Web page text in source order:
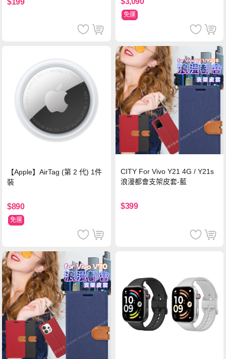
$199
免運
【Apple】AirTag (第 2 代) 1件
裝
$890
免運
CITY For Vivo Y21 4G / Y21s
浪漫都會支架皮套-藍
$399